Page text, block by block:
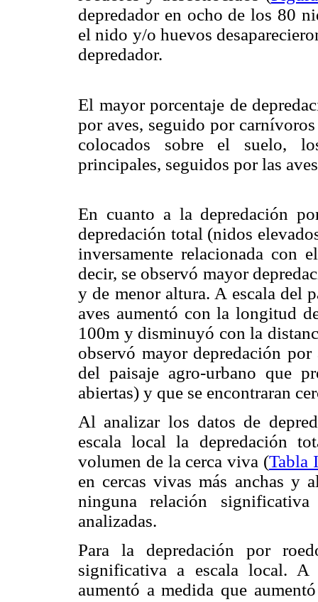
depredador en ocho de los 80
el nido y/o huevos
depredador.
El mayor porcentaje de
por aves, seguido por
colocados sobre el suelo,
principales, seguidos por las
En cuanto a la depredación
depredación total (nidos
inversamente relacionada con
decir, se observó mayor
y de menor altura. A escala del
aves aumentó con la longitud
100m y disminuyó con la
observó mayor depredación por
del paisaje agro-urbano que
abiertas) y que se encontraran
Al analizar los datos de
escala local la depredación
volumen de la cerca viva (Tabla I
en cercas vivas más anchas y
ninguna relación
analizadas.
Para la depredación por
significativa a escala local. A
aumentó a medida que